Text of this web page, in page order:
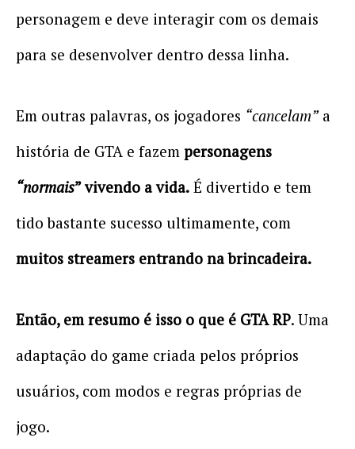
personagem e deve interagir com os demais
para se desenvolver dentro dessa linha.
Em outras palavras, os jogadores “cancelam”a
história de GTA e fazem personagens
“normais” vivendo a vida. É divertido e tem
tido bastante sucesso ultimamente, com
muitos streamers entrando na brincadeira.
Então, em resumo é isso o que é GTA RP. Uma
adaptação do game criada pelos próprios
usuários, com modos e regras próprias de
jogo.